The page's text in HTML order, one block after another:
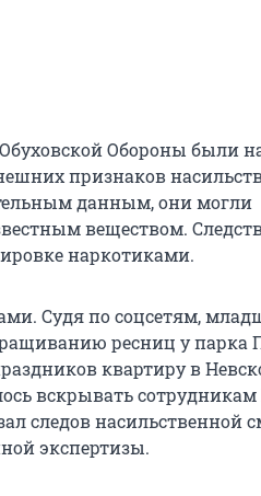
Обороны были
признаков
данным, они могли
веществом.
наркотиками.
Судя по соцсетям,
ресниц у парка
квартиру в
вскрывать
следов насильственной
экспертизы.